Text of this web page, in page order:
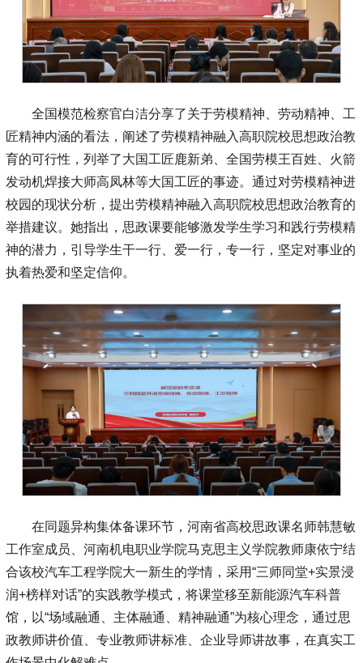
全国模范检察官白洁分享了关于劳模精神、劳动精神、工
匠精神内涵的看法，阐述了劳模精神融入高职院校思想政治教
育的可行性，列举了大国工匠鹿新弟、全国劳模王百姓、火箭
发动机焊接大师高凤林等大国工匠的事迹。通过对劳模精神进
校园的现状分析，提出劳模精神融入高职院校思想政治教育的
举措建议。她指出，思政课要能够激发学生学习和践行劳模精
神的潜力，引导学生干一行、爱一行，专一行，坚定对事业的
执着热爱和坚定信仰。
在同题异构集体备课环节，河南省高校思政课名师韩慧敏
工作室成员、河南机电职业学院马克思主义学院教师康依宁结
合该校汽车工程学院大一新生的学情，采用“三师同堂+实景浸
润+榜样对话”的实践教学模式，将课堂移至新能源汽车科普
馆，以“场域融通、主体融通、精神融通”为核心理念，通过思
政教师讲价值、专业教师讲标准、企业导师讲故事，在真实工